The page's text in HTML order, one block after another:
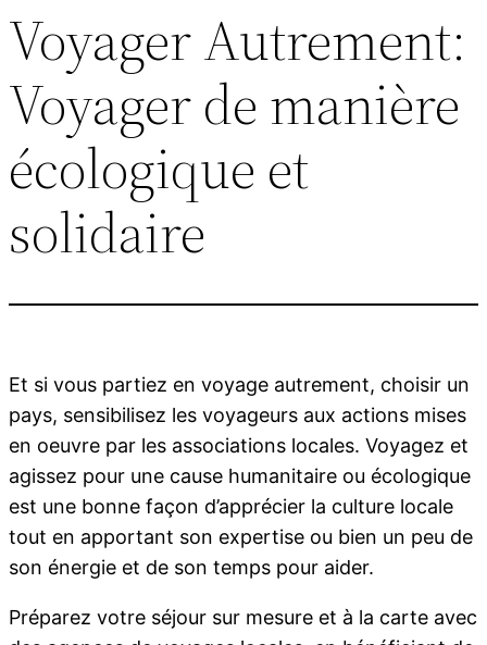
Voyager Autrement:
Voyager de manière
écologique et
solidaire
Et si vous partiez en voyage autrement, choisir un
pays, sensibilisez les voyageurs aux actions mises
en oeuvre par les associations locales. Voyagez et
agissez pour une cause humanitaire ou écologique
est une bonne façon d’apprécier la culture locale
tout en apportant son expertise ou bien un peu de
son énergie et de son temps pour aider.
Préparez votre séjour sur mesure et à la carte avec